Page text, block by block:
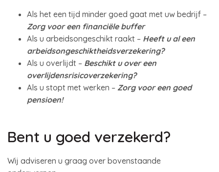
Als het een tijd minder goed gaat met uw bedrijf –
Zorg voor een financiële buffer
Als u arbeidsongeschikt raakt – Heeft u al een
arbeidsongeschiktheidsverzekering?
Als u overlijdt – Beschikt u over een
overlijdensrisicoverzekering?
Als u stopt met werken – Zorg voor een goed
pensioen!
Bent u goed verzekerd?
Wij adviseren u graag over bovenstaande